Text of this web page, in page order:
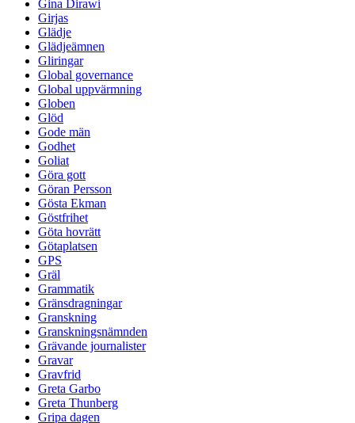
Gina Dirawi
Girjas
Glädje
Glädjeämnen
Gliringar
Global governance
Global uppvärmning
Globen
Glöd
Gode män
Godhet
Goliat
Göra gott
Göran Persson
Gösta Ekman
Göstfrihet
Göta hovrätt
Götaplatsen
GPS
Gräl
Grammatik
Gränsdragningar
Granskning
Granskningsnämnden
Grävande journalister
Gravar
Gravfrid
Greta Garbo
Greta Thunberg
Gripa dagen